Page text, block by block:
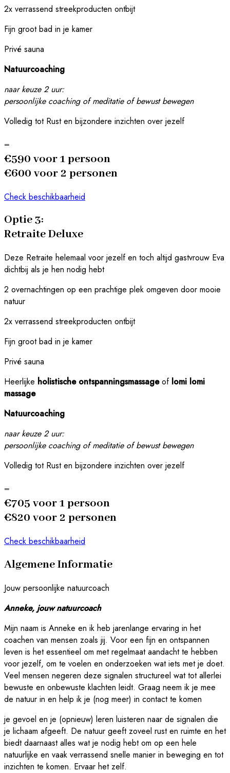
2x verrassend streekproducten ontbijt
Fijn groot bad in je kamer
Privé sauna
Natuurcoaching
naar keuze 2 uur:
persoonlijke coaching of meditatie of bewust bewegen
Volledig tot Rust en bijzondere inzichten over jezelf
=
€590 voor 1 persoon
€600 voor 2 personen
Check beschikbaarheid
Optie 3:
Retraite Deluxe
Deze Retraite helemaal voor jezelf en toch altijd gastvrouw Eva
dichtbij als je hen nodig hebt
2 overnachtingen op een prachtige plek omgeven door mooie
natuur
2x verrassend streekproducten ontbijt
Fijn groot bad in je kamer
Privé sauna
Heerlijke holistische ontspanningsmassageof lomi lomi
massage
Natuurcoaching
naar keuze 2 uur:
persoonlijke coaching of meditatie of bewust bewegen
Volledig tot Rust en bijzondere inzichten over jezelf
=
€705 voor 1 persoon
€820 voor 2 personen
Check beschikbaarheid
Algemene Informatie
Jouw persoonlijke natuurcoach
Anneke, jouw natuurcoach
Mijn naam is Anneke en ik heb jarenlange ervaring in het
coachen van mensen zoals jij. Voor een fijn en ontspannen
leven is het essentieel om met regelmaat aandacht te hebben
voor jezelf, om te voelen en onderzoeken wat iets met je doet.
Veel mensen negeren deze signalen structureel wat tot allerlei
bewuste en onbewuste klachten leidt. Graag neem ik je mee
de natuur in en help ik je (nog meer) in contact te komen
je gevoel en je (opnieuw) leren luisteren naar de signalen die
je lichaam afgeeft. De natuur geeft zoveel rust en ruimte en het
biedt daarnaast alles wat je nodig hebt om op een hele
natuurlijke en vaak verrassend snelle manier in beweging en tot
inzichten te komen. Ervaar het zelf.